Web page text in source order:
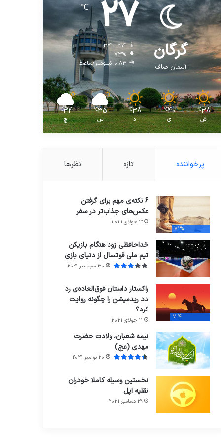
گرگان
آسمان صاف
27
℃
38º - 27º
73%
0.83 کیلومتر/ساعت
38
℃
ش
40
℃
ی
38
℃
د
35
℃
س
34
℃
چ
پرخواننده تازه نظرها
71%
6 نکته‌ی مهم برای گرفتن
عکس‌های جذاب‌تر در سفر
3 جولای 2021
خداحافظی زود هنگام بازیکن
تیم ملی فوتسال از دنیای بازی
30 سپتامبر 2021
7.4
راکستار داستان فوق‌العاده‌ی رد
دد ریدمپشن را چگونه روایت
کرد؟
11 جولای 2021
نیمه شعبان، ولادت حضرت
مهدی (عج)
20 نوامبر 2021
نخستین وسیله کاملا خودران
نقلیه اپل
29 دسامبر 2021